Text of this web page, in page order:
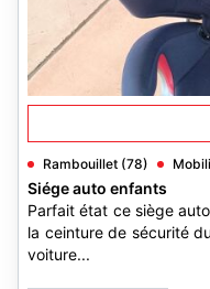
Rambouillet (78)
Siége auto enfants
Parfait état ce siège
la ceinture de sécurité
voiture...